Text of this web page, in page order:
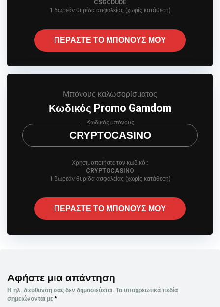
CSGODUDE
1 δωρεάν θυρίδα ασφαλείας (χωρίς κατάθεση)
ΠΕΡΑΣΤΕ ΤΟ ΜΠΟΝΟΥΣ ΜΟΥ
Μπόνους καλωσορίσματος
Κωδικός Promo Gamdom
CRYPTOCASINO
Κωδικός μπόνους
Χρησιμοποιήστε τον κωδικό :
CRYPTOCASINO
1 δωρεάν θυρίδα ασφαλείας (χωρίς κατάθεση)
ΠΕΡΑΣΤΕ ΤΟ ΜΠΟΝΟΥΣ ΜΟΥ
Αφήστε μια απάντηση
Η ηλ. διεύθυνση σας δεν δημοσιεύεται. Τα υποχρεωτικά πεδία
σημειώνονται με *